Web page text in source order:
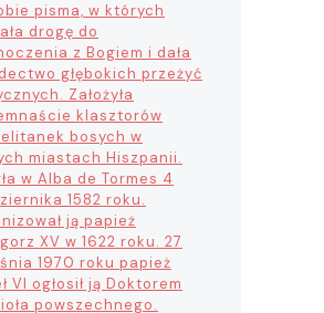
pisma, w których
drogę do
z Bogiem i dała
głębokich przeżyć
Założyła
klasztorów
bosych w
miastach Hiszpanii.
w Alba de Tormes 4
1582 roku.
ją papież
XV w 1622 roku. 27
1970 roku papież
VI ogłosił ją Doktorem
powszechnego.